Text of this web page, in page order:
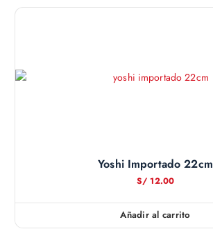
Yoshi Importado 22cm
S/ 12.00
Añadir al carrito